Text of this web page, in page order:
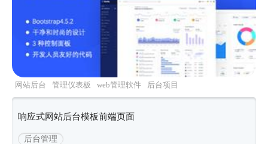
网站后台 管理仪表板 web管理软件
后台项目
后台前端页面
响应式网站后台模板前端页面
后台管理